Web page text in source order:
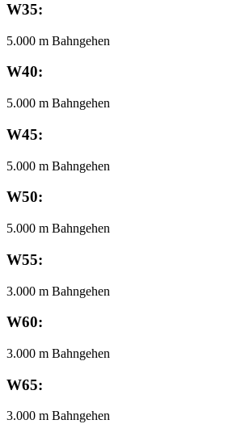
W35:
5.000 m Bahngehen
W40:
5.000 m Bahngehen
W45:
5.000 m Bahngehen
W50:
5.000 m Bahngehen
W55:
3.000 m Bahngehen
W60:
3.000 m Bahngehen
W65:
3.000 m Bahngehen